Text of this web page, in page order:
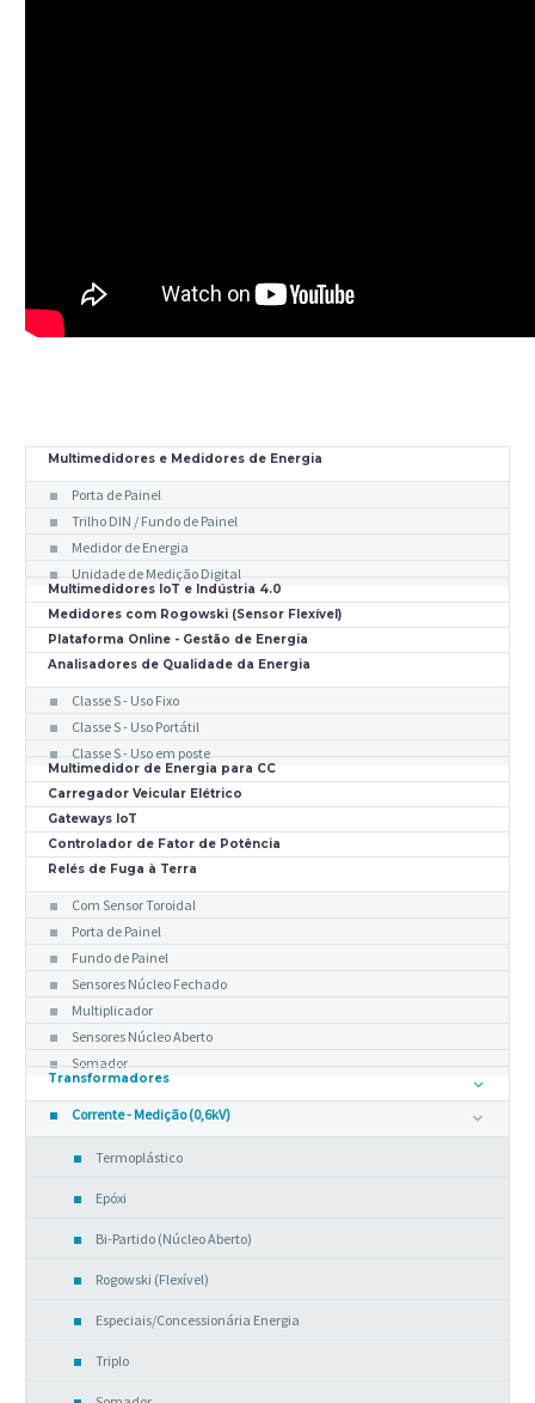
Multimedidores e Medidores de Energia
Porta de Painel
Trilho DIN / Fundo de Painel
Medidor de Energia
Unidade de Medição Digital
Multimedidores IoT e Indústria 4.0
Medidores com Rogowski (Sensor Flexível)
Plataforma Online - Gestão de Energia
Analisadores de Qualidade da Energia
Classe S - Uso Fixo
Classe S - Uso Portátil
Classe S - Uso em poste
Multimedidor de Energia para CC
Carregador Veicular Elétrico
Gateways IoT
Controlador de Fator de Potência
Relés de Fuga à Terra
Com Sensor Toroidal
Porta de Painel
Fundo de Painel
Sensores Núcleo Fechado
Multiplicador
Sensores Núcleo Aberto
Somador
Transformadores
Corrente - Medição (0,6kV)
Termoplástico
Epóxi
Bi-Partido (Núcleo Aberto)
Rogowski (Flexível)
Especiais/Concessionária Energia
Triplo